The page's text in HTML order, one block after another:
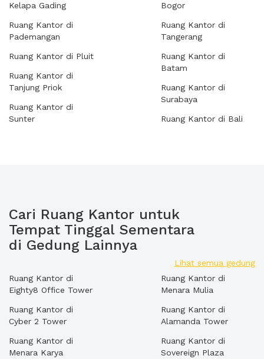
Kelapa Gading
Ruang Kantor di
Pademangan
Ruang Kantor di Pluit
Ruang Kantor di
Tanjung Priok
Ruang Kantor di
Sunter
Bogor
Ruang Kantor di
Tangerang
Ruang Kantor di
Batam
Ruang Kantor di
Surabaya
Ruang Kantor di Bali
Cari Ruang Kantor untuk
Tempat Tinggal Sementara
di Gedung Lainnya
Lihat semua gedung
Ruang Kantor di
Eighty8 Office Tower
Ruang Kantor di
Cyber 2 Tower
Ruang Kantor di
Menara Karya
Ruang Kantor di
Menara Mulia
Ruang Kantor di
Alamanda Tower
Ruang Kantor di
Sovereign Plaza